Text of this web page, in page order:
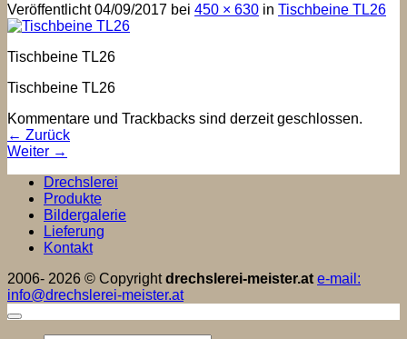
Veröffentlicht04/09/2017 bei 450 × 630 in Tischbeine TL26
Tischbeine TL26
Tischbeine TL26
Kommentare und Trackbacks sind derzeit geschlossen.
← Zurück
Weiter →
Drechslerei
Produkte
Bildergalerie
Lieferung
Kontakt
2006- 2026 © Copyrightdrechslerei-meister.at e-mail:
info@drechslerei-meister.at